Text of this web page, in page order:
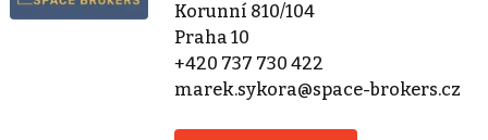
Korunní 810/104
Praha 10
+420 737 730 422
marek.sykora@space-brokers.cz